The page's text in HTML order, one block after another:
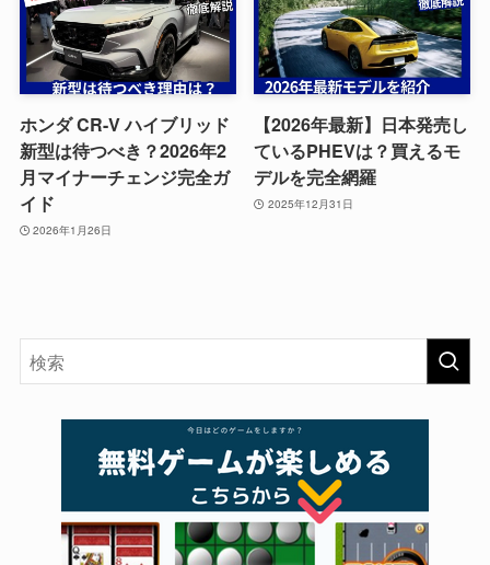
ホンダ CR-V ハイブリッド
新型は待つべき？2026年2
月マイナーチェンジ完全ガ
イド
2026年1月26日
【2026年最新】日本発売し
ているPHEVは？買えるモ
デルを完全網羅
2025年12月31日